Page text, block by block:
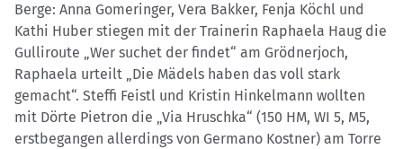
Berge: Anna Gomeringer, Vera Bakker, Fenja Köchl und
Kathi Huber stiegen mit der Trainerin Raphaela Haug die
Gulliroute „Wer suchet der findet“ am Grödnerjoch,
Raphaela urteilt „Die Mädels haben das voll stark
gemacht“. Steffi Feistl und Kristin Hinkelmann wollten
mit Dörte Pietron die „Via Hruschka“ (150 HM, WI 5, M5,
erstbegangen allerdings von Germano Kostner) am Torre